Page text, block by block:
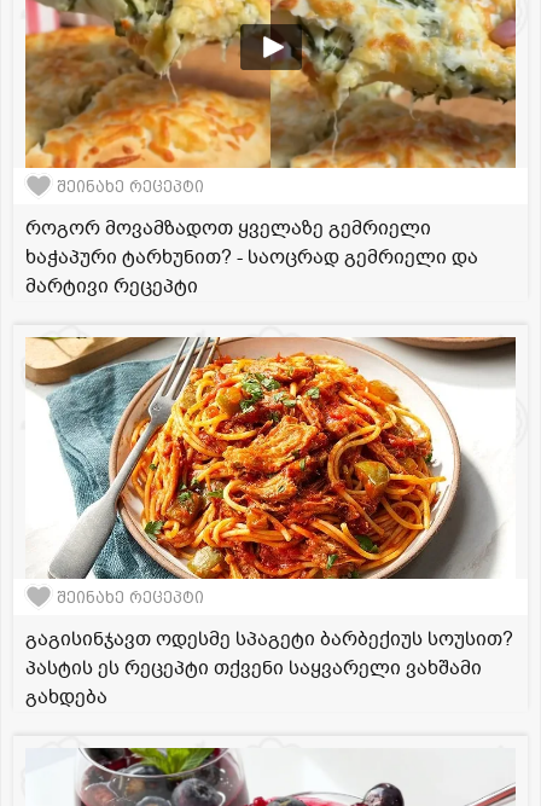
შეინახე რეცეპტი
როგორ მოვამზადოთ ყველაზე გემრიელი
ხაჭაპური ტარხუნით? - საოცრად გემრიელი და
მარტივი რეცეპტი
შეინახე რეცეპტი
გაგისინჯავთ ოდესმე სპაგეტი ბარბექიუს სოუსით?
პასტის ეს რეცეპტი თქვენი საყვარელი ვახშამი
გახდება